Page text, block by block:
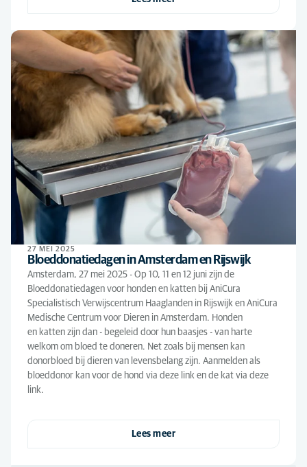
27 MEI 2025
Bloeddonatiedagen in Amsterdam en Rijswijk
Amsterdam, 27 mei 2025 - Op 10, 11 en 12 juni zijn de
Bloeddonatiedagen voor honden en katten bij AniCura
Specialistisch Verwijscentrum Haaglanden in Rijswijk en AniCura
Medische Centrum voor Dieren in Amsterdam. Honden
en katten zijn dan - begeleid door hun baasjes - van harte
welkom om bloed te doneren. Net zoals bij mensen kan
donorbloed bij dieren van levensbelang zijn. Aanmelden als
bloeddonor kan voor de hond via deze link en de kat via deze
link.
Lees meer